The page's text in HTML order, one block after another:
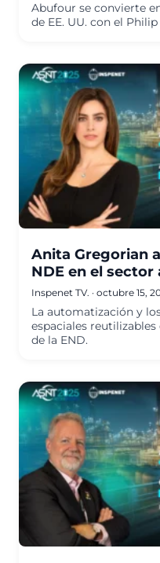
Abufour se convierte
de EE. UU. con el
Anita Gregorian
NDE en el sector
Inspenet TV. · octubre 15,
La automatización y
espaciales
de la END.